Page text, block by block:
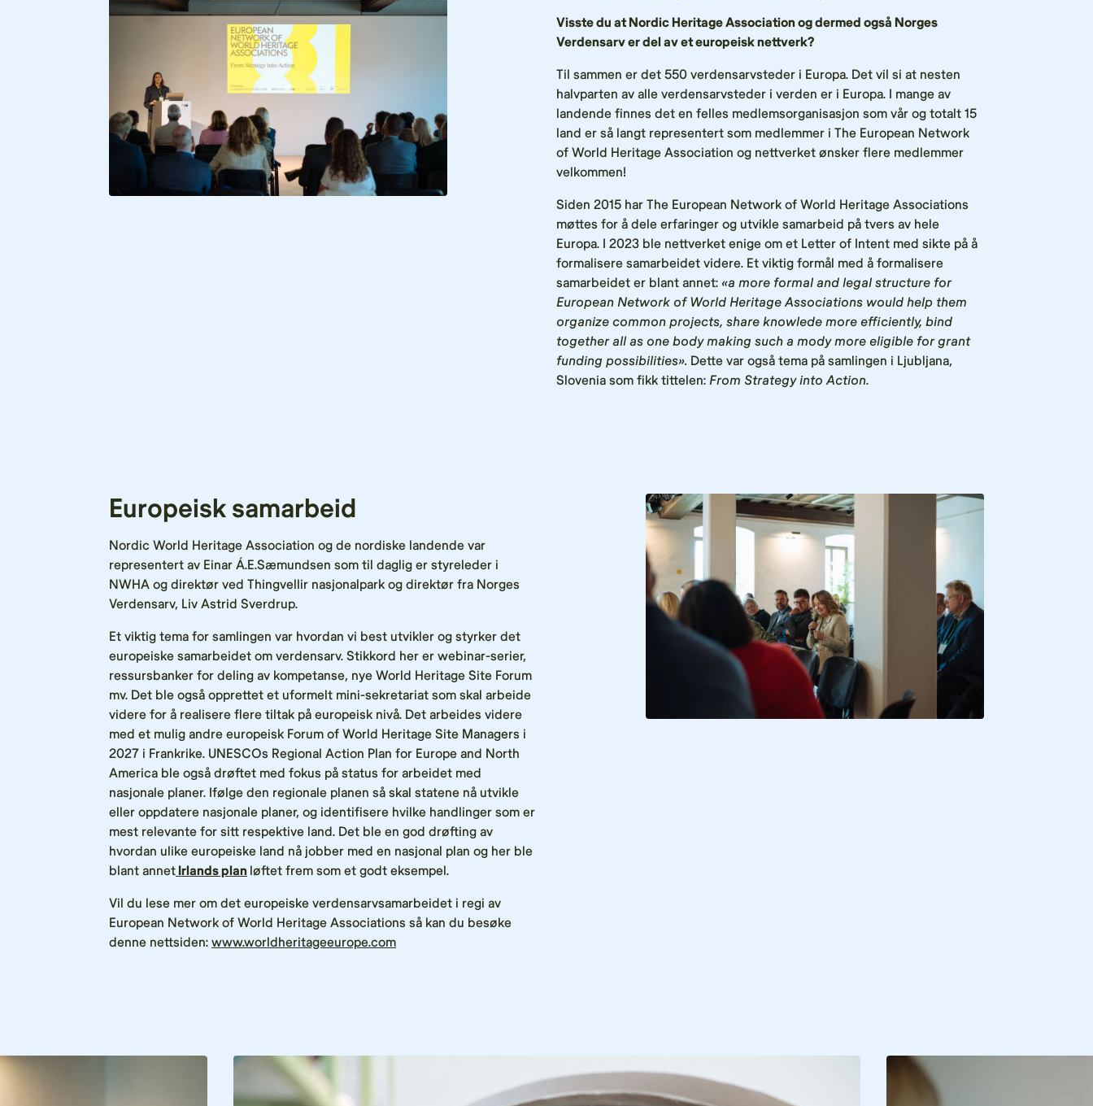
Visste du at Nordic Heritage Association og dermed også Norges
Verdensarv er del av et europeisk nettverk?
Til sammen er det 550 verdensarvsteder i Europa. Det vil si at nesten
halvparten av alle verdensarvsteder i verden er i Europa. I mange av
landende finnes det en felles medlemsorganisasjon som vår og totalt 15
land er så langt representert som medlemmer i The European Network
of World Heritage Association og nettverket ønsker flere medlemmer
velkommen!
Siden 2015 har The European Network of World Heritage Associations
møttes for å dele erfaringer og utvikle samarbeid på tvers av hele
Europa. I 2023 ble nettverket enige om et Letter of Intent med sikte på å
formalisere samarbeidet videre. Et viktig formål med å formalisere
samarbeidet er blant annet: «a more formal and legal structure for
European Network of World Heritage Associations would help them
organize common projects, share knowlede more efficiently, bind
together all as one body making such a mody more eligible for grant
funding possibilities». Dette var også tema på samlingen i Ljubljana,
Slovenia som fikk tittelen: From Strategy into Action.
Europeisk samarbeid
Nordic World Heritage Association og de nordiske landende var
representert av Einar Á.E.Sæmundsen som til daglig er styreleder i
NWHA og direktør ved Thingvellir nasjonalpark og direktør fra Norges
Verdensarv, Liv Astrid Sverdrup.
Et viktig tema for samlingen var hvordan vi best utvikler og styrker det
europeiske samarbeidet om verdensarv. Stikkord her er webinar-serier,
ressursbanker for deling av kompetanse, nye World Heritage Site Forum
mv. Det ble også opprettet et uformelt mini-sekretariat som skal arbeide
videre for å realisere flere tiltak på europeisk nivå. Det arbeides videre
med et mulig andre europeisk Forum of World Heritage Site Managers i
2027 i Frankrike. UNESCOs Regional Action Plan for Europe and North
America ble også drøftet med fokus på status for arbeidet med
nasjonale planer. Ifølge den regionale planen så skal statene nå utvikle
eller oppdatere nasjonale planer, og identifisere hvilke handlinger som er
mest relevante for sitt respektive land. Det ble en god drøfting av
hvordan ulike europeiske land nå jobber med en nasjonal plan og her ble
blant annetIrlands plan løftet frem som et godt eksempel.
Vil du lese mer om det europeiske verdensarvsamarbeidet i regi av
European Network of World Heritage Associations så kan du besøke
denne nettsiden: www.worldheritageeurope.com